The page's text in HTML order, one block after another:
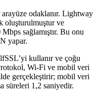
arayüze odaklanır. Lightway
oluşturulmuştur ve
sağlamıştır. Bu onu
yapar.
kullanır ve çoğu
Wi-Fi ve mobil veri
gerçekleştirir; mobil veri
süreleri 1,2 saniyedir.